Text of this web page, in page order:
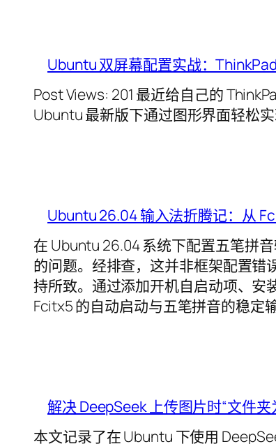
Ubuntu 双屏幕配置实战：
Post Views: 201 最近给自己的
Ubuntu 最新版下通过图形界面轻松
Ubuntu 26.04 输入法折腾记：从
在 Ubuntu 26.04 系统下配置五笔拼
的问题。经排查，这并非框架配置错
持所致。通过添加开机自启动项、安
Fcitx5 的自动启动与五笔拼音的稳定输
解决 DeepSeek 上传图片时“文件夹
本文记录了在 Ubuntu 下使用